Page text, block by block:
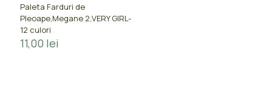
Paleta Farduri de
Pleoape,Megane 2,VERY GIRL-
12 culori
11,00 lei